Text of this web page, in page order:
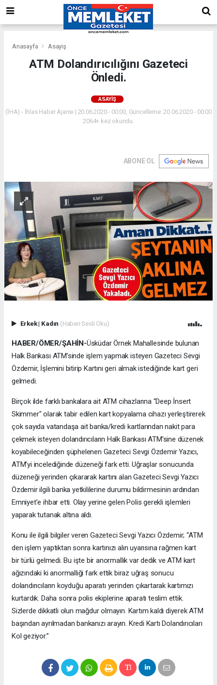
Anasayfa Asayiş
ATM Dolandırıcılığını Gazeteci
Önledi.
ASAYIŞ
(İHA) - İhlas Haber Ajansı | 20.06.2020 - 00:00, Güncelleme: 20.06.2020 - 00:00
2064+ kez okundu.
ABONE OL
Erkek| Kadın (Haberi Sesli Oku)
HABER/ÖMER/ŞAHİN-Üsküdar Örnek Mahallesinde bulunan
Halk Bankası ATM’sinde işlem yapmak isteyen Gazeteci Sevgi
Özdemir, İşlemini bitirip Kartını geri almak istediğinde kart geri
gelmedi.
Birçok ilde farklı bankalara ait ATM cihazlarına "Deep İnsert
Skimmer" olarak tabir edilen kart kopyalama cihazı yerleştirerek
çok sayıda vatandaşa ait banka/kredi kartlarından nakit para
çekmek isteyen dolandırıcıların Halk Bankası ATM’sine düzenek
koyabileceğinden şüphelenen Gazeteci Sevgi Özdemir Yazıcı,
ATM’yi incelediğinde düzeneği fark etti. Uğraşlar sonucunda
düzeneği yerinden çıkararak kartını alan Gazeteci Sevgi Yazıcı
Özdemir ilgili banka yetkililerine durumu bildirmesinin ardından
Emniyet’e ihbar etti. Olay yerine gelen Polis gerekli işlemleri
yaparak tutanak altına aldı.
Konu ile ilgili bilgiler veren Gazeteci Sevgi Yazıcı Özdemir; “ATM
den işlem yaptıktan sonra kartınızı alın uyarısına rağmen kart
bir türlü gelmedi. Bu işte bir anormallik var dedik ve ATM kart
ağızındaki ki anormalliği fark ettik biraz uğraş sonucu
dolandırıcıların koyduğu aparatı yerinden çıkartarak kartımızı
kurtardık. Daha sonra polis ekiplerine aparatı teslim ettik.
Sizlerde dikkatli olun mağdur olmayın. Kartım kaldı diyerek ATM
başından ayrılmadan bankanızı arayın. Kredi Kartı Dolandırıcıları
Kol geziyor.”